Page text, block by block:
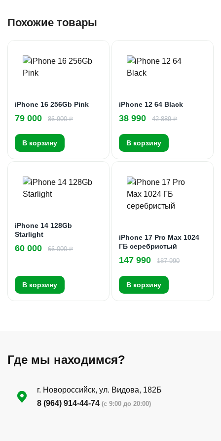
Похожие товары
iPhone 16 256Gb Pink
79 000 86 900 ₽
В корзину
iPhone 12 64 Black
38 990 42 889 ₽
В корзину
iPhone 14 128Gb
Starlight
60 000 66 000 ₽
В корзину
iPhone 17 Pro Max 1024
ГБ серебристый
147 990 187 990
В корзину
Где мы находимся?
г. Новороссийск, ул. Видова, 182Б
8 (964) 914-44-74 (с 9:00 до 20:00)